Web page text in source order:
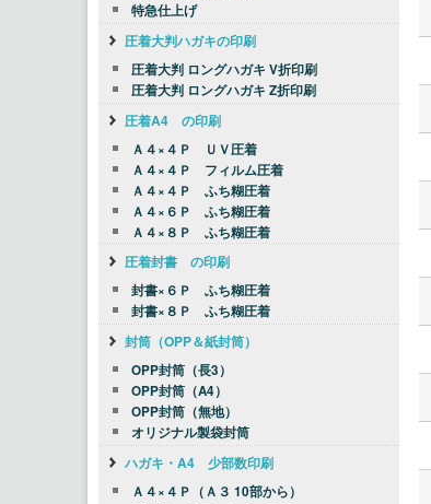
特急仕上げ
圧着大判ハガキの印刷
圧着大判 ロングハガキ V折印刷
圧着大判 ロングハガキ Z折印刷
圧着A4 の印刷
Ａ４×４Ｐ ＵＶ圧着
Ａ４×４Ｐ フィルム圧着
Ａ４×４Ｐ ふち糊圧着
Ａ４×６Ｐ ふち糊圧着
Ａ４×８Ｐ ふち糊圧着
圧着封書 の印刷
封書×６Ｐ ふち糊圧着
封書×８Ｐ ふち糊圧着
封筒（OPP＆紙封筒）
OPP封筒（長3）
OPP封筒（A4）
OPP封筒（無地）
オリジナル製袋封筒
ハガキ・A4 少部数印刷
Ａ４×４Ｐ（Ａ３ 10部から）